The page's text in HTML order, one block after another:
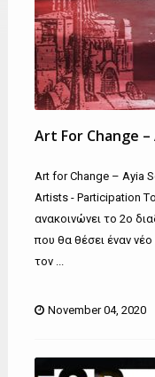
Art For Change
Art for Change – Ayia
Artists - Participation
ανακοινώνει το 2ο
που θα θέσει έναν
τον ...
November 04, 2020